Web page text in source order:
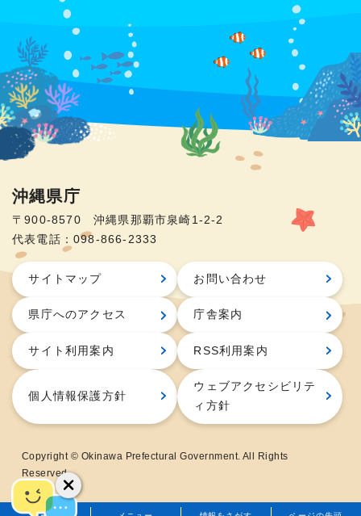
沖縄県庁
〒900-8570 沖縄県那覇市泉崎1-2-2
代表電話：098-866-2333
サイトマップ お問い合わせ
県庁へのアクセス 庁舎案内
サイト利用案内 RSS利用案内
個人情報保護方針
ウェブアクセシビリテ
ィ方針
Copyright © Okinawa Prefectural Government. All Rights
Reserved.